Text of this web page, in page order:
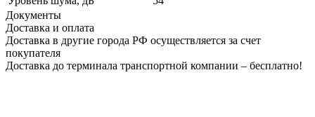
Документы
Доставка и оплата
Доставка в другие города РФ осуществляется за счет
покупателя
Доставка до терминала транспортной компании – бесплатно!